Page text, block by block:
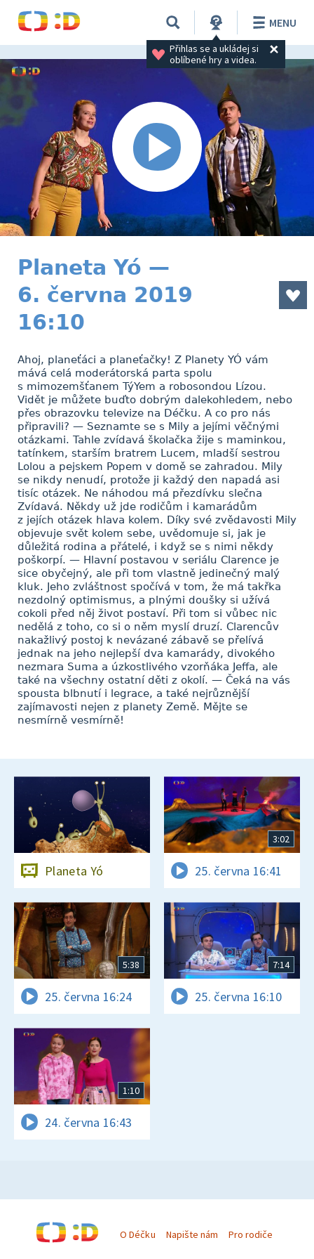
Přihlas se a ukládej si
oblíbené hry a videa.
MENU
Planeta Yó —
6. června 2019
16:10
Ahoj, planeťáci a planeťačky! Z Planety YÓ vám
mává celá moderátorská parta spolu
s mimozemšťanem TýYem a robosondou Lízou.
Vidět je můžete buďto dobrým dalekohledem, nebo
přes obrazovku televize na Déčku. A co pro nás
připravili? — Seznamte se s Mily a jejími věčnými
otázkami. Tahle zvídavá školačka žije s maminkou,
tatínkem, starším bratrem Lucem, mladší sestrou
Lolou a pejskem Popem v domě se zahradou. Mily
se nikdy nenudí, protože ji každý den napadá asi
tisíc otázek. Ne náhodou má přezdívku slečna
Zvídavá. Někdy už jde rodičům i kamarádům
z jejích otázek hlava kolem. Díky své zvědavosti Mily
objevuje svět kolem sebe, uvědomuje si, jak je
důležitá rodina a přátelé, i když se s nimi někdy
poškorpí. — Hlavní postavou v seriálu Clarence je
sice obyčejný, ale při tom vlastně jedinečný malý
kluk. Jeho zvláštnost spočívá v tom, že má takřka
nezdolný optimismus, a plnými doušky si užívá
cokoli před něj život postaví. Při tom si vůbec nic
nedělá z toho, co si o něm myslí druzí. Clarencův
nakažlivý postoj k nevázané zábavě se přelívá
jednak na jeho nejlepší dva kamarády, divokého
nezmara Suma a úzkostlivého vzorňáka Jeffa, ale
také na všechny ostatní děti z okolí. — Čeká na vás
spousta blbnutí i legrace, a také nejrůznější
zajímavosti nejen z planety Země. Mějte se
nesmírně vesmírně!
Planeta Yó
3:02
25. června 16:41
5:38
25. června 16:24
7:14
25. června 16:10
1:10
24. června 16:43
O Déčku Napište nám Pro rodiče